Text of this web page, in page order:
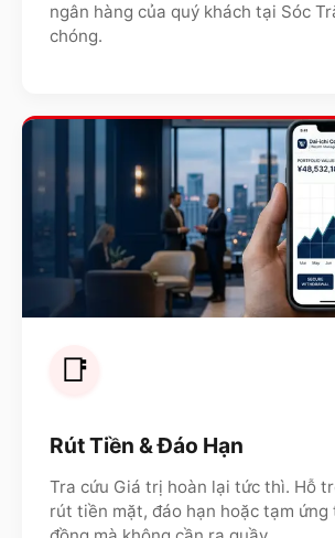
ngân hàng của quý khách tại Sóc
chóng.
📑
Rút Tiền & Đáo Hạn
Tra cứu Giá trị hoàn lại tức thì. Hỗ
rút tiền mặt, đáo hạn hoặc tạm